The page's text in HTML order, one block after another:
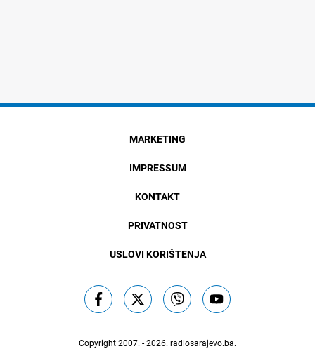
MARKETING
IMPRESSUM
KONTAKT
PRIVATNOST
USLOVI KORIŠTENJA
Copyright 2007. - 2026. radiosarajevo.ba.